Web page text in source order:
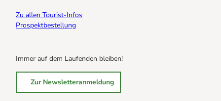
Zu allen Tourist-Infos
Prospektbestellung
Immer auf dem Laufenden bleiben!
Zur Newsletteranmeldung